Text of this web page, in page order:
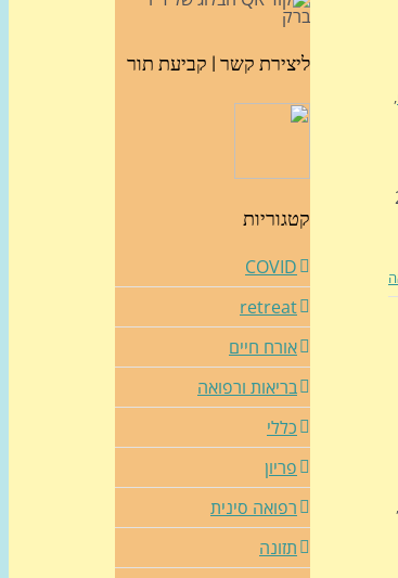
,
לפני 20
,
ליצירת קשר | קביעת תור
קטגוריות
COVID
retreat
אורח חיים
בריאות ורפואה
כללי
פריון
רפואה סינית
תזונה